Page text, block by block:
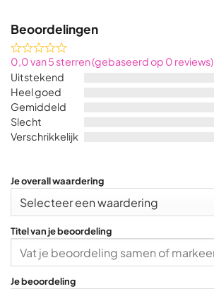
Beoordelingen
Rated
0,0
out
of
5
0,0 van 5 sterren (gebaseerd op 0 reviews)
Uitstekend
Heel goed
Gemiddeld
Slecht
Verschrikkelijk
Je overall waardering
Titel van je beoordeling
Je beoordeling